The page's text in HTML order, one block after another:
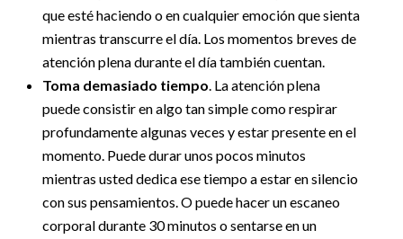
que esté haciendo o en cualquier emoción que sienta
mientras transcurre el día. Los momentos breves de
atención plena durante el día también cuentan.
Toma demasiado tiempo. La atención plena
puede consistir en algo tan simple como respirar
profundamente algunas veces y estar presente en el
momento. Puede durar unos pocos minutos
mientras usted dedica ese tiempo a estar en silencio
con sus pensamientos. O puede hacer un escaneo
corporal durante 30 minutos o sentarse en un